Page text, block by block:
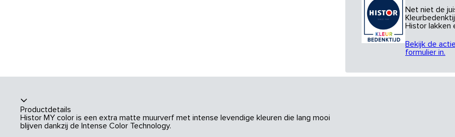
Net niet de
Histor lakken
Bekijk de
formulier in.
Productdetails
Histor MY color is een extra matte muurverf met intense levendige kleuren die lang mooi
blijven dankzij de Intense Color Technology.